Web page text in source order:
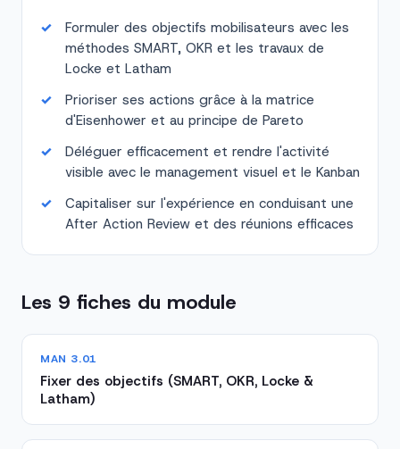
Formuler des objectifs mobilisateurs avec les
méthodes SMART, OKR et les travaux de
Locke et Latham
Prioriser ses actions grâce à la matrice
d'Eisenhower et au principe de Pareto
Déléguer efficacement et rendre l'activité
visible avec le management visuel et le Kanban
Capitaliser sur l'expérience en conduisant une
After Action Review et des réunions efficaces
Les 9 fiches du module
MAN 3.01
Fixer des objectifs (SMART, OKR, Locke &
Latham)